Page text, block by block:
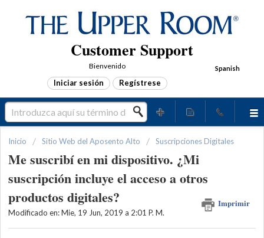
Customer Support
Spanish
Bienvenido
Iniciar sesión Regístrese
Inicio Sitio Web del Aposento Alto Suscripciones Digitales
Me suscribí en mi dispositivo. ¿Mi
suscripción incluye el acceso a otros
productos digitales?
Imprimir
Modificado en: Mie, 19 Jun, 2019 a 2:01 P. M.